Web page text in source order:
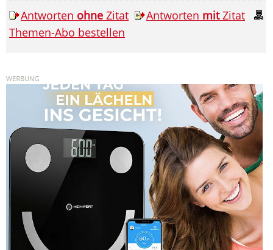
Antworten ohne Zitat Antworten mitZitat
Themen-Abo bestellen